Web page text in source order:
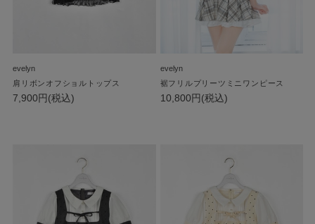
evelyn
肩リボンオフショルトップス
7,900円(税込)
evelyn
裾フリルプリーツミニワンピース
10,800円(税込)